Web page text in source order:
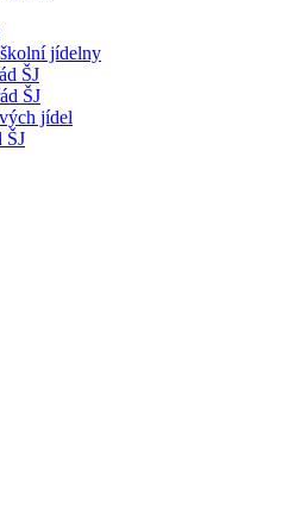
jídelny
ŠJ
ŠJ
jídel
ŠJ